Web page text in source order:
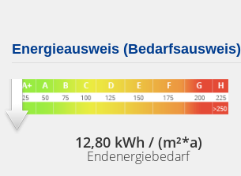
Energieausweis (Bedarfsausweis)
12,80 kWh / (m²*a)
Endenergiebedarf